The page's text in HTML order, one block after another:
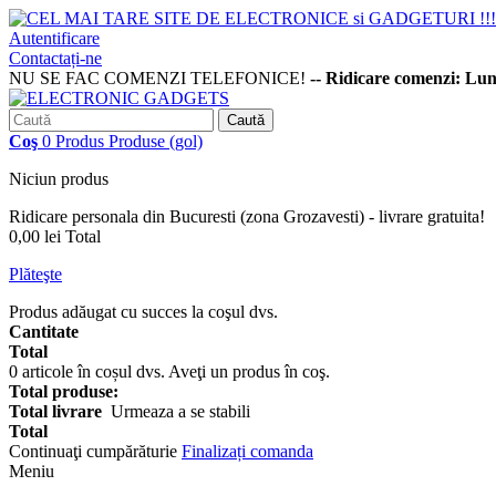
Autentificare
Contactați-ne
NU SE FAC COMENZI TELEFONICE! -- Ridicare comenzi:
Caută
Coş 0 Produs Produse (gol)
Niciun produs
Ridicare personala din Bucuresti (zona Grozavesti) - livrare gratuita!
0,00 lei Total
Plăteşte
Produs adăugat cu succes la coşul dvs.
Cantitate
Total
0 articole în coșul dvs. Aveţi un produs în coş.
Total produse:
Total livrare Urmeaza a se stabili
Total
Continuaţi cumpărăturie Finalizați comanda
Meniu